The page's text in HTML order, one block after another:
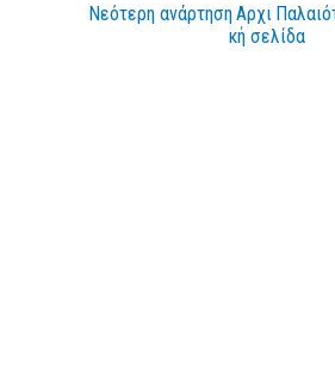
Νεότερη ανάρτησηΑρχι
κή σελίδα